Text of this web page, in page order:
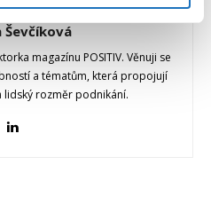
Ševčíková
magazínu POSITIV. Věnuji se
a tématům, která propojují
lidský rozměr podnikání.